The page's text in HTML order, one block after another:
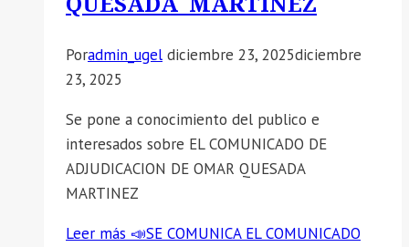
Poradmin_ugel diciembre 23, 2025diciembre
23, 2025
Se pone a conocimiento del publico e
interesados sobre EL COMUNICADO DE
ADJUDICACION DE OMAR QUESADA
MARTINEZ
Leer más 📣SE COMUNICA EL COMUNICADO